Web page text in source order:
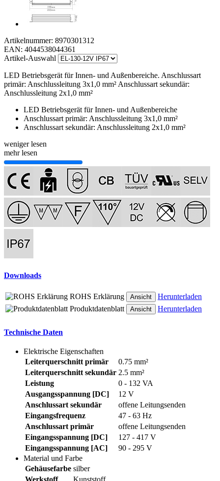
Artikelnummer: 8970301312
EAN: 4044538044361
Artikel-Auswahl
LED Betriebsgerät für Innen- und Außenbereiche. Anschlussart
primär: Anschlussleitung 3x1,0 mm² Anschlussart sekundär:
Anschlussleitung 2x1,0 mm²
LED Betriebsgerät für Innen- und Außenbereiche
Anschlussart primär: Anschlussleitung 3x1,0 mm²
Anschlussart sekundär: Anschlussleitung 2x1,0 mm²
weniger lesen
mehr lesen
Downloads
ROHS Erklärung Ansicht
Herunterladen
Produktdatenblatt
Ansicht Herunterladen
Technische Daten
Elektrische Eigenschaften
Leiterquerschnitt primär
0.75 mm²
Leiterquerschnitt sekundär 2.5 mm²
Leistung
0 - 132 VA
Ausgangsspannung [DC]
12 V
Anschlussart sekundär
offene Leitungsenden
Eingangsfrequenz
47 - 63 Hz
Anschlussart primär
offene Leitungsenden
Eingangsspannung [DC]
127 - 417 V
Eingangsspannung [AC]
90 - 295 V
Material und Farbe
Gehäusefarbe silber